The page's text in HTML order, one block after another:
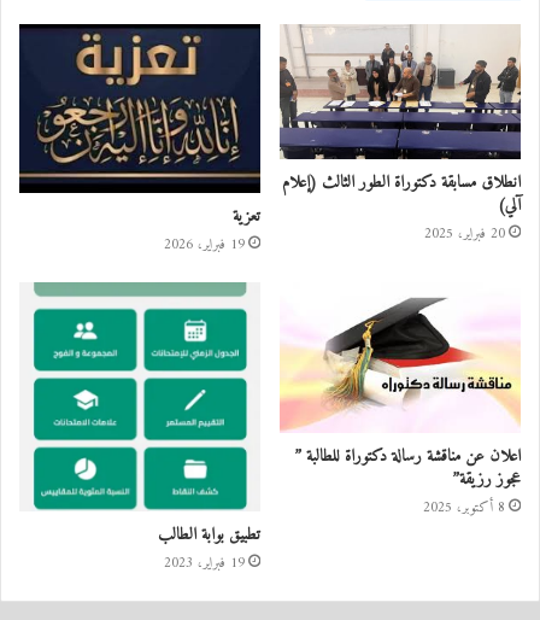
انطلاق مسابقة دكتوراة الطور الثالث (إعلام
آلي)
20 فبراير، 2025
تعزية
19 فبراير، 2026
اعلان عن مناقشة رسالة دكتوراة للطالبة ”
عجوز رزيقة”
8 أكتوبر، 2025
تطبيق بوابة الطالب
19 فبراير، 2023